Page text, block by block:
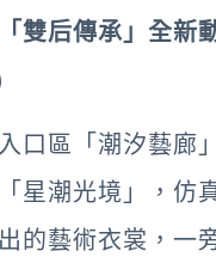
雙后傳承」全新
口區「潮汐藝廊
星潮光境」，仿
的藝術衣裳，一